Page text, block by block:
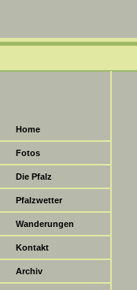
Home
Fotos
Die Pfalz
Pfalzwetter
Wanderungen
Kontakt
Archiv